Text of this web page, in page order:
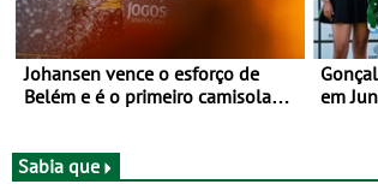
Johansen vence o esforço de
Belém e é o primeiro camisola
Agosto
em
Sabia que